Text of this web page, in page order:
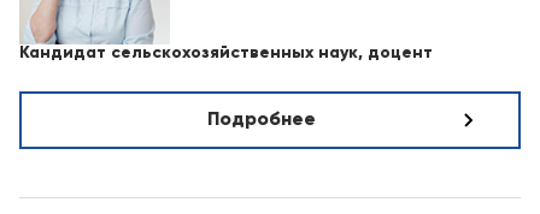
Кандидат сельскохозяйственных наук, доцент
Подробнее